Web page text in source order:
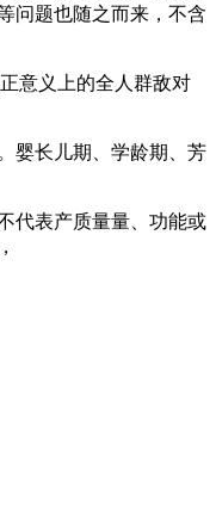
问题也随之而来，不含
意义上的全人群敌对
婴长儿期、学龄期、芳
代表产质量量、功能或